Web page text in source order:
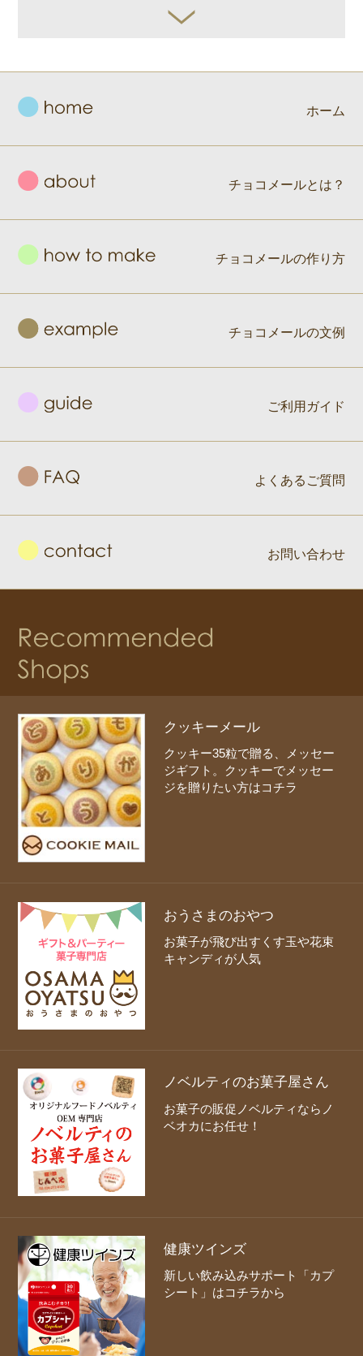
ホーム
チョコメールとは？
チョコメールの作り方
チョコメールの文例
ご利用ガイド
よくあるご質問
お問い合わせ
クッキーメール
クッキー35粒で贈る、メッセー
ジギフト。クッキーでメッセー
ジを贈りたい方はコチラ
おうさまのおやつ
お菓子が飛び出すくす玉や花束
キャンディが人気
ノベルティのお菓子屋さん
お菓子の販促ノベルティならノ
ベオカにお任せ！
健康ツインズ
新しい飲み込みサポート「カプ
シート」はコチラから